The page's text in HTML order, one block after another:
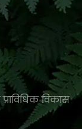
विकास